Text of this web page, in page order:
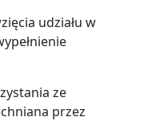
udziału w
ze
przez